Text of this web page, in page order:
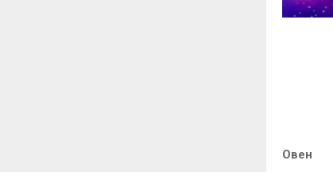
Овен